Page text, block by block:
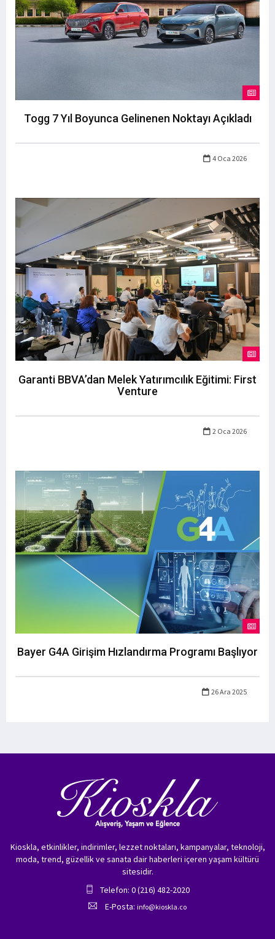
Togg 7 Yıl Boyunca Gelinenen Noktayı Açıkladı
4 Oca 2026
Garanti BBVA’dan Melek Yatırımcılık Eğitimi: First
Venture
2 Oca 2026
Bayer G4A Girişim Hızlandırma Programı Başlıyor
26 Ara 2025
Kioskla, etkinlikler, indirimler, lezzet noktaları, kampanyalar, teknoloji,
moda, trend, güzellik ve sanata dair haberleri içeren yaşam kültürü
sitesidir.
Telefon: 0 (216) 482-2020
E-Posta: info@kioskla.co